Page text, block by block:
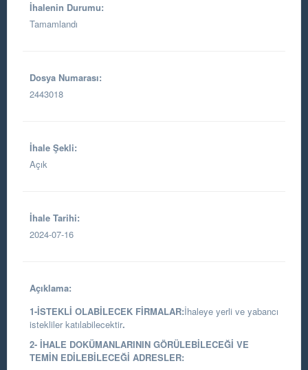
İhalenin Durumu:
Tamamlandı
Dosya Numarası:
2443018
İhale Şekli:
Açık
İhale Tarihi:
2024-07-16
Açıklama:
1-İSTEKLİ OLABİLECEK FİRMALAR:İhaleye yerli ve yabancı
istekliler katılabilecektir.
2- İHALE DOKÜMANLARININ GÖRÜLEBİLECEĞİ VE
TEMİN EDİLEBİLECEĞİ ADRESLER: